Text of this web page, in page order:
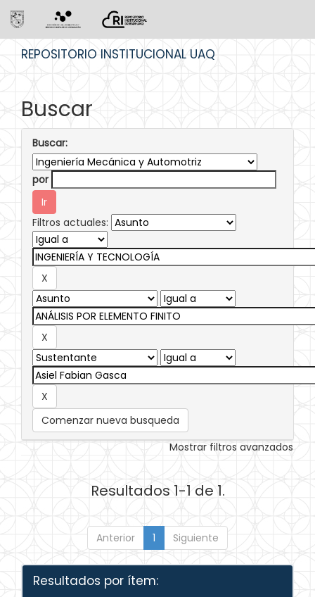
REPOSITORIO INSTITUCIONAL UAQ
Buscar
Buscar:
por
Filtros actuales:
Comenzar nueva busqueda
Mostrar filtros avanzados
Resultados 1-1 de 1.
Anterior 1 Siguiente
Resultados por ítem: